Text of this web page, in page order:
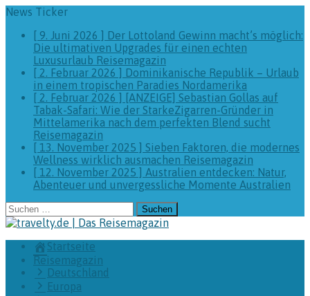
News Ticker
[ 9. Juni 2026 ] Der Lottoland Gewinn macht’s möglich:
Die ultimativen Upgrades für einen echten
Luxusurlaub Reisemagazin
[ 2. Februar 2026 ] Dominikanische Republik – Urlaub
in einem tropischen Paradies Nordamerika
[ 2. Februar 2026 ] [ANZEIGE] Sebastian Gollas auf
Tabak-Safari: Wie der StarkeZigarren-Gründer in
Mittelamerika nach dem perfekten Blend sucht
Reisemagazin
[ 13. November 2025 ] Sieben Faktoren, die modernes
Wellness wirklich ausmachen Reisemagazin
[ 12. November 2025 ] Australien entdecken: Natur,
Abenteuer und unvergessliche Momente Australien
Suchen
nach:
Startseite
Reisemagazin
Deutschland
Europa